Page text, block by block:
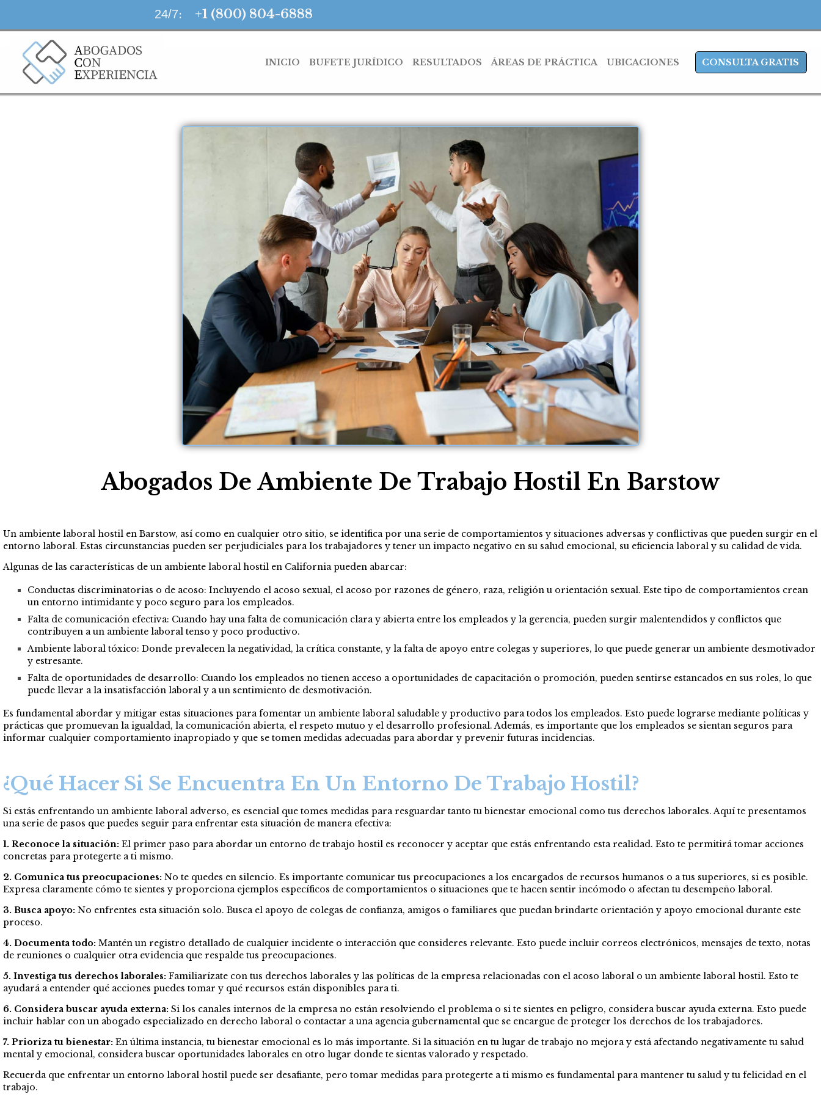
24/7: +1 (800) 804-6888
INICIO BUFETE JURÍDICO RESULTADOS ÁREAS DE PRÁCTICA UBICACIONES CONSULTA GRATIS
Abogados De Ambiente De Trabajo Hostil En Barstow
Un ambiente laboral hostil en Barstow, así como en cualquier otro sitio, se identifica por una serie de comportamientos y situaciones adversas y conflictivas que pueden surgir en el
entorno laboral. Estas circunstancias pueden ser perjudiciales para los trabajadores y tener un impacto negativo en su salud emocional, su eficiencia laboral y su calidad de vida.
Algunas de las características de un ambiente laboral hostil en California pueden abarcar:
Conductas discriminatorias o de acoso: Incluyendo el acoso sexual, el acoso por razones de género, raza, religión u orientación sexual. Este tipo de comportamientos crean
un entorno intimidante y poco seguro para los empleados.
Falta de comunicación efectiva: Cuando hay una falta de comunicación clara y abierta entre los empleados y la gerencia, pueden surgir malentendidos y conflictos que
contribuyen a un ambiente laboral tenso y poco productivo.
Ambiente laboral tóxico: Donde prevalecen la negatividad, la crítica constante, y la falta de apoyo entre colegas y superiores, lo que puede generar un ambiente desmotivador
y estresante.
Falta de oportunidades de desarrollo: Cuando los empleados no tienen acceso a oportunidades de capacitación o promoción, pueden sentirse estancados en sus roles, lo que
puede llevar a la insatisfacción laboral y a un sentimiento de desmotivación.
Es fundamental abordar y mitigar estas situaciones para fomentar un ambiente laboral saludable y productivo para todos los empleados. Esto puede lograrse mediante políticas y
prácticas que promuevan la igualdad, la comunicación abierta, el respeto mutuo y el desarrollo profesional. Además, es importante que los empleados se sientan seguros para
informar cualquier comportamiento inapropiado y que se tomen medidas adecuadas para abordar y prevenir futuras incidencias.
¿Qué Hacer Si Se Encuentra En Un Entorno De Trabajo Hostil?
Si estás enfrentando un ambiente laboral adverso, es esencial que tomes medidas para resguardar tanto tu bienestar emocional como tus derechos laborales. Aquí te presentamos
una serie de pasos que puedes seguir para enfrentar esta situación de manera efectiva:
1. Reconoce la situación: El primer paso para abordar un entorno de trabajo hostil es reconocer y aceptar que estás enfrentando esta realidad. Esto te permitirá tomar acciones
concretas para protegerte a ti mismo.
2. Comunica tus preocupaciones: No te quedes en silencio. Es importante comunicar tus preocupaciones a los encargados de recursos humanos o a tus superiores, si es posible.
Expresa claramente cómo te sientes y proporciona ejemplos específicos de comportamientos o situaciones que te hacen sentir incómodo o afectan tu desempeño laboral.
3. Busca apoyo: No enfrentes esta situación solo. Busca el apoyo de colegas de confianza, amigos o familiares que puedan brindarte orientación y apoyo emocional durante este
proceso.
4. Documenta todo: Mantén un registro detallado de cualquier incidente o interacción que consideres relevante. Esto puede incluir correos electrónicos, mensajes de texto, notas
de reuniones o cualquier otra evidencia que respalde tus preocupaciones.
5. Investiga tus derechos laborales: Familiarízate con tus derechos laborales y las políticas de la empresa relacionadas con el acoso laboral o un ambiente laboral hostil. Esto te
ayudará a entender qué acciones puedes tomar y qué recursos están disponibles para ti.
6. Considera buscar ayuda externa: Si los canales internos de la empresa no están resolviendo el problema o si te sientes en peligro, considera buscar ayuda externa. Esto puede
incluir hablar con un abogado especializado en derecho laboral o contactar a una agencia gubernamental que se encargue de proteger los derechos de los trabajadores.
7. Prioriza tu bienestar: En última instancia, tu bienestar emocional es lo más importante. Si la situación en tu lugar de trabajo no mejora y está afectando negativamente tu salud
mental y emocional, considera buscar oportunidades laborales en otro lugar donde te sientas valorado y respetado.
Recuerda que enfrentar un entorno laboral hostil puede ser desafiante, pero tomar medidas para protegerte a ti mismo es fundamental para mantener tu salud y tu felicidad en el
trabajo.